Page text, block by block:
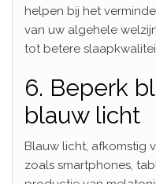
helpen bij het
van uw algehele
tot betere
6. Beperk
blauw licht
Blauw licht, afkomstig
zoals smartphones,